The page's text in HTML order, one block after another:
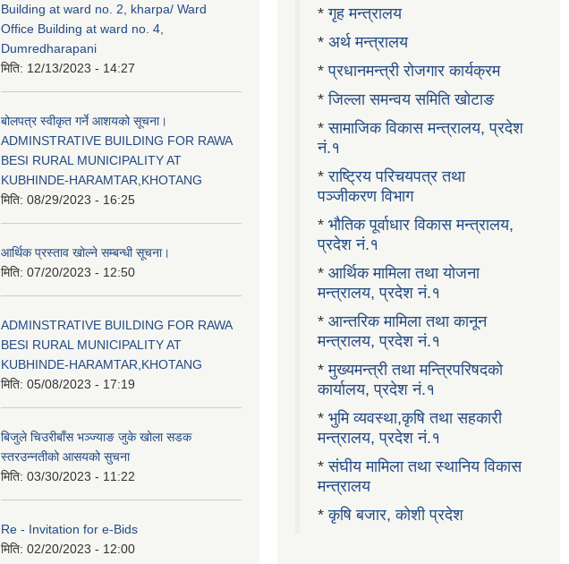
Building at ward no. 2, kharpa/ Ward
Office Building at ward no. 4,
Dumredharapani
मिति: 12/13/2023 - 14:27
बोलपत्र स्वीकृत गर्ने आशयको सूचना।
ADMINSTRATIVE BUILDING FOR RAWA
BESI RURAL MUNICIPALITY AT
KUBHINDE-HARAMTAR,KHOTANG
मिति: 08/29/2023 - 16:25
आर्थिक प्रस्ताव खोल्ने सम्बन्धी सूचना।
मिति: 07/20/2023 - 12:50
ADMINSTRATIVE BUILDING FOR RAWA
BESI RURAL MUNICIPALITY AT
KUBHINDE-HARAMTAR,KHOTANG
मिति: 05/08/2023 - 17:19
बिजुले चिउरीबाँस भञ्ज्याङ जुके खोला सडक
स्तरउन्नतीको आसयको सुचना
मिति: 03/30/2023 - 11:22
Re - Invitation for e-Bids
मिति: 02/20/2023 - 12:00
*गृह मन्त्रालय
* अर्थ मन्त्रालय
*प्रधानमन्त्री रोजगार कार्यक्रम
*जिल्ला समन्वय समिति खोटाङ
*सामाजिक विकास मन्त्रालय, प्रदेश
नं.१
*राष्ट्रिय परिचयपत्र तथा
पञ्जीकरण विभाग
* भौतिक पूर्वाधार विकास मन्त्रालय,
प्रदेश नं.१
* आर्थिक मामिला तथा योजना
मन्त्रालय, प्रदेश नं.१
* आन्तरिक मामिला तथा कानून
मन्त्रालय, प्रदेश नं.१
*मुख्यमन्त्री तथा मन्त्रिपरिषदको
कार्यालय, प्रदेश नं.१
* भुमि व्यवस्था,कृषि तथा सहकारी
मन्त्रालय, प्रदेश नं.१
*संघीय मामिला तथा स्थानिय विकास
मन्त्रालय
*कृषि बजार, कोशी प्रदेश